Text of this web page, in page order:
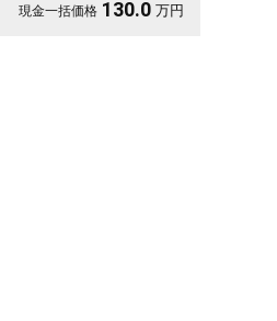
現金一括価格 130.0 万円